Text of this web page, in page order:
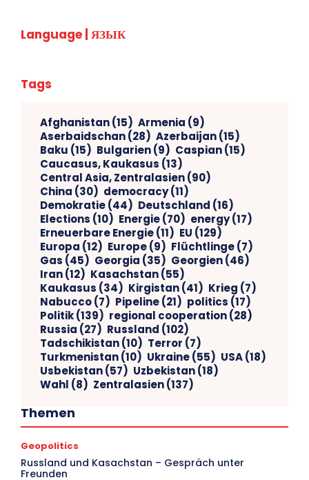
Language | ЯЗЫК
Tags
Afghanistan(15) Armenia (9)
Aserbaidschan(28) Azerbaijan(15)
Baku (15) Bulgarien(9) Caspian(15)
Caucasus, Kaukasus (13)
Central Asia, Zentralasien(90)
China (30) democracy(11)
Demokratie(44) Deutschland (16)
Elections (10) Energie(70) energy(17)
Erneuerbare Energie(11) EU (129)
Europa (12) Europe(9) Flüchtlinge(7)
Gas (45) Georgia (35) Georgien(46)
Iran(12) Kasachstan(55)
Kaukasus (34) Kirgistan(41) Krieg (7)
Nabucco(7) Pipeline(21) politics (17)
Politik(139) regional cooperation(28)
Russia (27) Russland (102)
Tadschikistan(10) Terror (7)
Turkmenistan(10) Ukraine(55) USA(18)
Usbekistan(57) Uzbekistan(18)
Wahl (8) Zentralasien(137)
Themen
Geopolitics
Russland und Kasachstan – Gespräch unter
Freunden